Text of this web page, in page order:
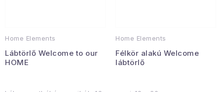
Home Elements
Lábtörlő Welcome to our
HOME
Home Elements
Félkör alakú Welcome
lábtörlő